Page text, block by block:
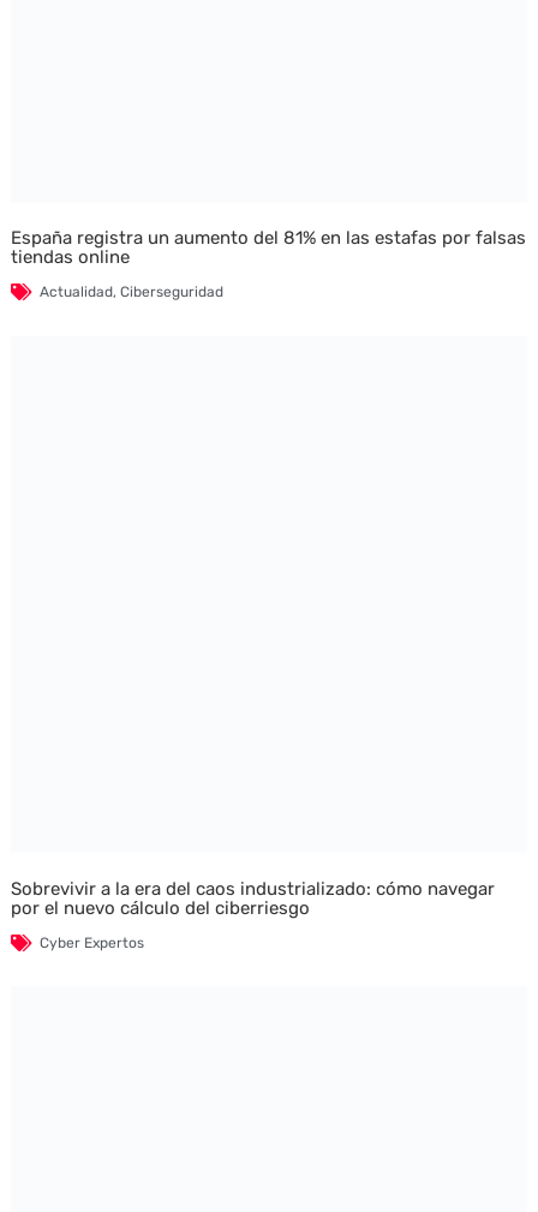
España registra un aumento del 81% en las estafas por falsas
tiendas online
Actualidad, Ciberseguridad
Sobrevivir a la era del caos industrializado: cómo navegar
por el nuevo cálculo del ciberriesgo
Cyber Expertos